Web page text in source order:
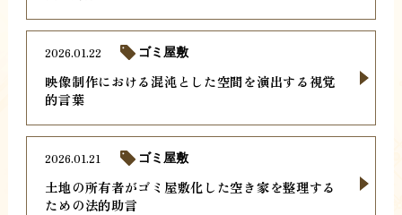
映像制作における混沌とした空間を演出する視覚
的言葉
2026.01.22 ゴミ屋敷
土地の所有者がゴミ屋敷化した空き家を整理する
ための法的助言
2026.01.21 ゴミ屋敷